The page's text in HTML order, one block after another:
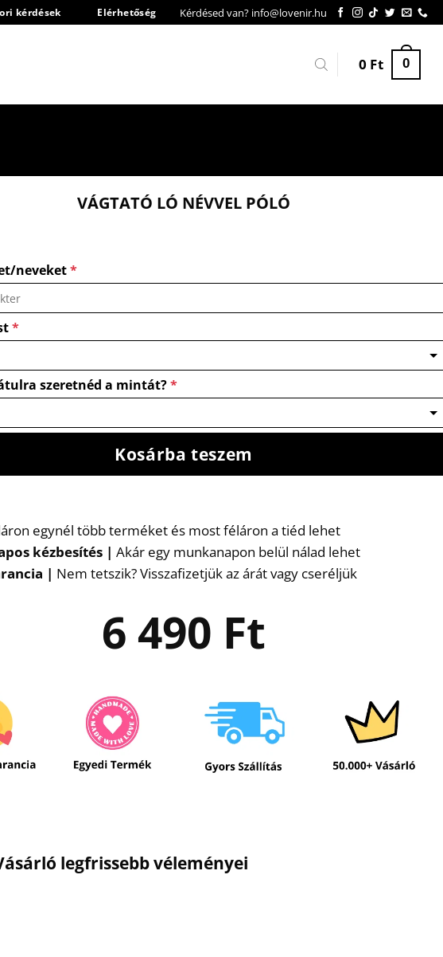
kérdések Elérhetőség Kérdésed van? info@lovenir.hu
0 Ft 0
VÁGTATÓ LÓ NÉVVEL PÓLÓ
neveket*
*
szeretnéd a mintát?*
Kosárba teszem
egynél több terméket és most féláron a tiéd lehet
kézbesítés | Akár egy munkanapon belül nálad lehet
| Nem tetszik? Visszafizetjük az árát vagy cseréljük
6 490 Ft
legfrissebb véleményei